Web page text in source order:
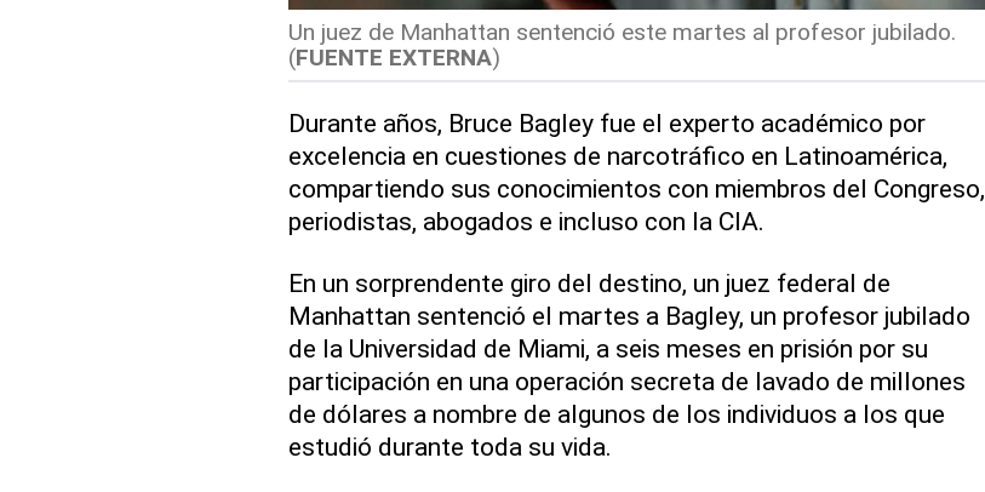
Un juez de Manhattan sentenció este martes al profesor jubilado.
(FUENTE EXTERNA)
Durante años, Bruce Bagley fue el experto académico por
excelencia en cuestiones de narcotráfico en Latinoamérica,
compartiendo sus conocimientos con miembros del Congreso,
periodistas, abogados e incluso con la CIA.
En un sorprendente giro del destino, un juez federal de
Manhattan sentenció el martes a Bagley, un profesor jubilado
de la Universidad de Miami, a seis meses en prisión por su
participación en una operación secreta de lavado de millones
de dólares a nombre de algunos de los individuos a los que
estudió durante toda su vida.